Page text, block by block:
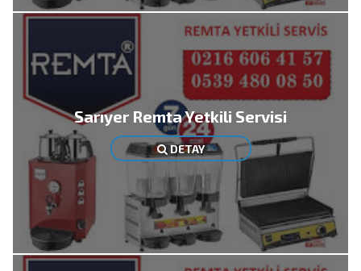
Sarıyer Remta Yetkili Servisi
DETAY